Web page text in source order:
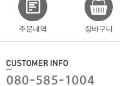
주문내역 장바구니